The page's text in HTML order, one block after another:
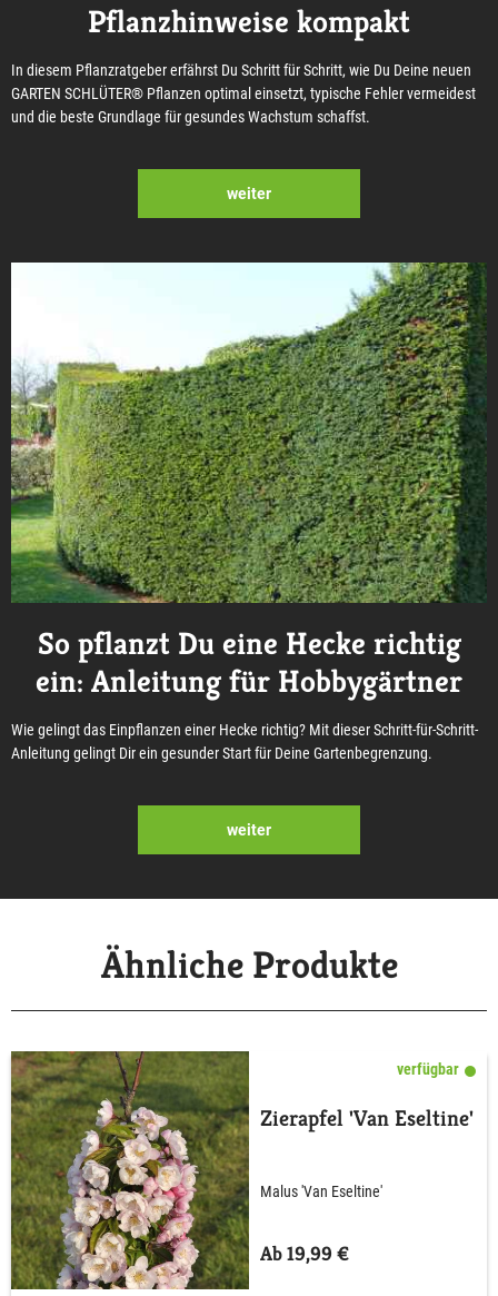
Pflanzhinweise kompakt
In diesem Pflanzratgeber erfährst Du Schritt für Schritt, wie Du Deine neuen
GARTEN SCHLÜTER® Pflanzen optimal einsetzt, typische Fehler vermeidest
und die beste Grundlage für gesundes Wachstum schaffst.
weiter
So pflanzt Du eine Hecke richtig
ein: Anleitung für Hobbygärtner
Wie gelingt das Einpflanzen einer Hecke richtig? Mit dieser Schritt-für-Schritt-
Anleitung gelingt Dir ein gesunder Start für Deine Gartenbegrenzung.
weiter
Ähnliche Produkte
verfügbar
Zierapfel 'Van Eseltine'
Malus 'Van Eseltine'
Ab 19,99 €